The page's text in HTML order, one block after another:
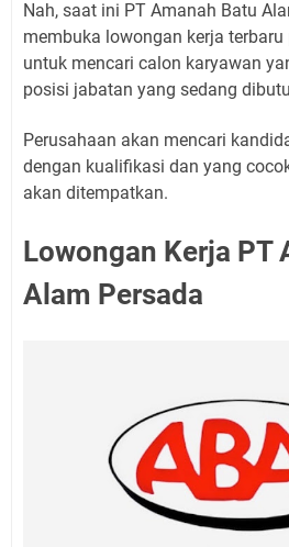
Nah, saat ini PT Amanah Batu
membuka lowongan kerja
untuk mencari calon karyawan
posisi jabatan yang sedang
Perusahaan akan mencari
dengan kualifikasi dan yang
akan ditempatkan.
Lowongan Kerja PT
Alam Persada